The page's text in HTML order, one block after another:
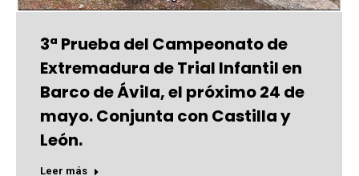
3ª Prueba del Campeonato de
Extremadura de Trial Infantil en
Barco de Ávila, el próximo 24 de
mayo. Conjunta con Castilla y
León.
Leer más